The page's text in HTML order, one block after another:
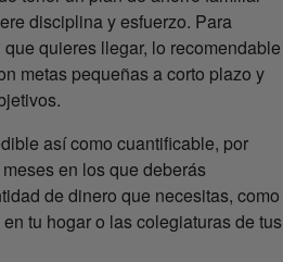
disciplina y esfuerzo. Para
quieres llegar, lo recomendable
metas pequeñas a corto plazo y
así como cuantificable, por
en los que deberás
de dinero que necesitas, como
tu hogar o las colegiaturas de tus